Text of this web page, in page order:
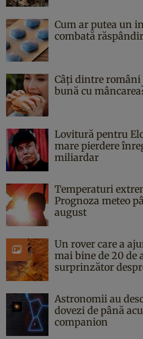
Cum ar putea un
combată
Câți dintre români
bună cu
Lovitură pentru
mare pierdere
miliardar
Temperaturi
Prognoza meteo
august
Un rover care a
mai bine de 20 de
surprinzător
Astronomii au
dovezi de până
companion